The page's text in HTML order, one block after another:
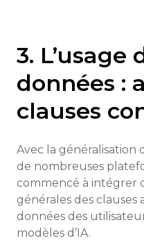
3. L’usage
données :
clauses
Avec la généralisation
de nombreuses
commencé à intégrer
générales des clauses
données des
modèles d’IA.